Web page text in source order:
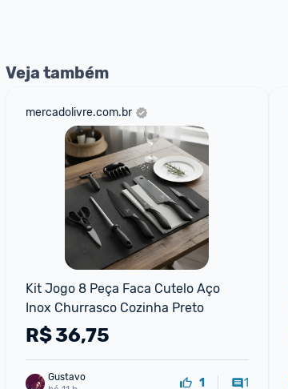
Veja também
mercadolivre.com.br
Kit Jogo 8 Peça Faca Cutelo Aço
Inox Churrasco Cozinha Preto
R$36,75
Gustavo
1 1